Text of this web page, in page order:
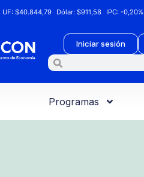
UF:$40.844,79 Dólar:$911,58 IPC:-0,20%
Iniciar sesión
Programas